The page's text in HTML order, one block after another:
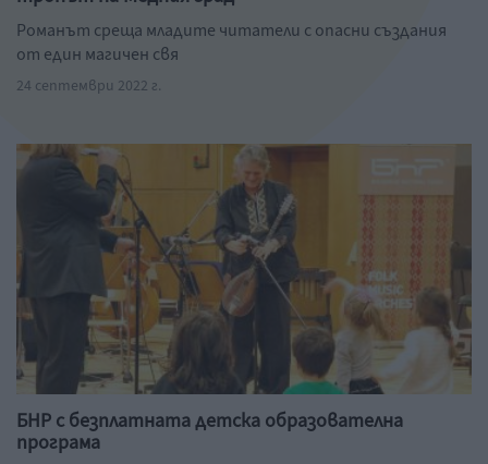
Романът среща младите читатели с опасни създания
от един магичен свя
24 септември 2022 г.
БНР с безплатната детска образователна
програма